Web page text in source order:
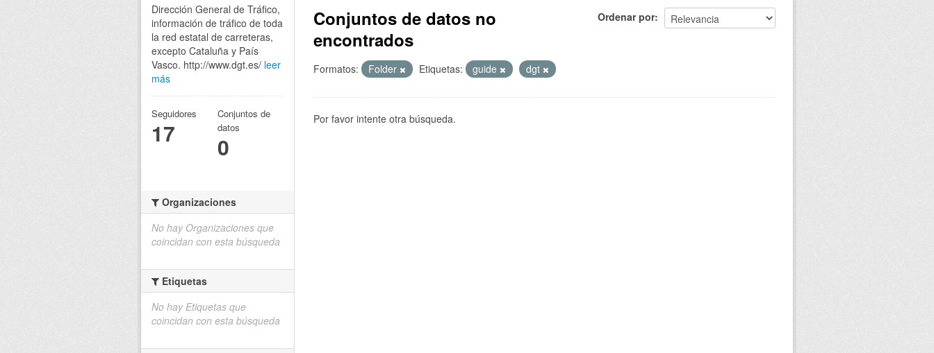
Ordenar por
Conjuntos de datos no
encontrados
Formatos: Folder Etiquetas: guide dgt
Por favor intente otra búsqueda.
Dirección General de Tráfico,
información de tráfico de toda
la red estatal de carreteras,
excepto Cataluña y País
Vasco. http://www.dgt.es/ leer
más
Seguidores
17
Conjuntos de
datos
0
Organizaciones
No hay Organizaciones que
coincidan con esta búsqueda
Etiquetas
No hay Etiquetas que
coincidan con esta búsqueda